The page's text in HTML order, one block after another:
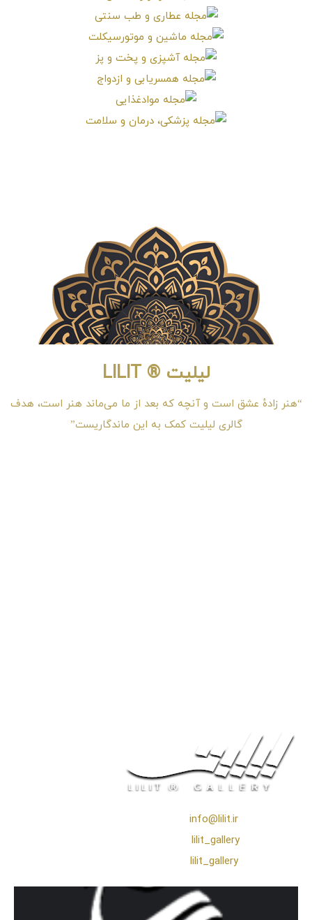
لیلیت ® LILIT
“هنر زادهٔ عشق است و آنچه که بعد از ما می‌ماند هنر است، هدف
گالری لیلیت کمک به این ماندگاریست”
info@lilit.ir
lilit_gallery
lilit_gallery